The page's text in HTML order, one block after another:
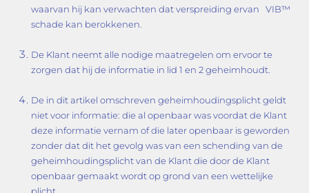
waarvan hij kan verwachten dat verspreiding ervan VIB™
schade kan berokkenen.
De Klant neemt alle nodige maatregelen om ervoor te
zorgen dat hij de informatie in lid 1 en 2 geheimhoudt.
De in dit artikel omschreven geheimhoudingsplicht geldt
niet voor informatie: die al openbaar was voordat de Klant
deze informatie vernam of die later openbaar is geworden
zonder dat dit het gevolg was van een schending van de
geheimhoudingsplicht van de Klant die door de Klant
openbaar gemaakt wordt op grond van een wettelijke